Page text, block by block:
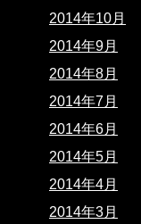
2014年10月
2014年9月
2014年8月
2014年7月
2014年6月
2014年5月
2014年4月
2014年3月